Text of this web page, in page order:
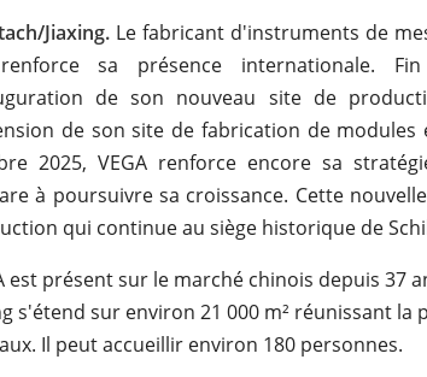
Jiaxing. Le fabricant d'instruments de
sa présence internationale.
de son nouveau site de
de son site de fabrication de modules
2025, VEGA renforce encore sa
à poursuivre sa croissance. Cette
qui continue au siège historique de
est présent sur le marché chinois depuis 37
s'étend sur environ 21 000 m² réunissant la
Il peut accueillir environ 180 personnes.